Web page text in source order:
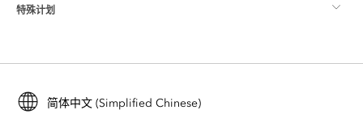
用户研究和测试
Esri 年轻专家关系网
位置智能
培训
ArcUser
关于 Esri
招贤纳士
特殊计划
ArcGIS for Student Use
简体中文 (Simplified Chinese)